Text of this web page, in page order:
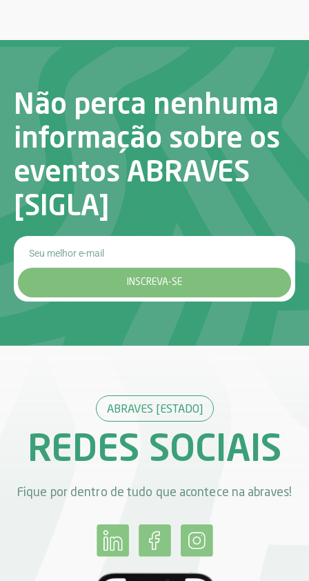
Não perca nenhuma
informação sobre os
eventos ABRAVES
[SIGLA]
INSCREVA-SE
ABRAVES [ESTADO]
REDES SOCIAIS
Fique por dentro de tudo que acontece na abraves!